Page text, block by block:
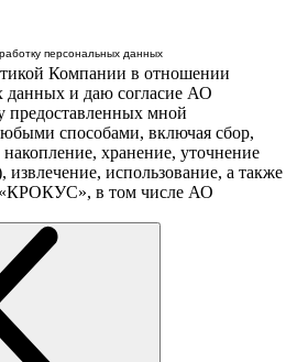
персональных данных
Компании в отношении
данных и даю согласие АО
мной
способами, включая сбор,
хранение, уточнение
использование, а также
«КРОКУС», в том числе АО